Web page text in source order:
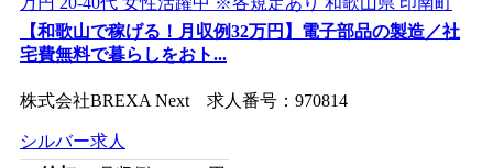
【和歌山で稼げる！月収例32万円】電子部品の製造／社
宅費無料で暮らしをおト...
株式会社BREXA Next 求人番号：970814
シルバー求人